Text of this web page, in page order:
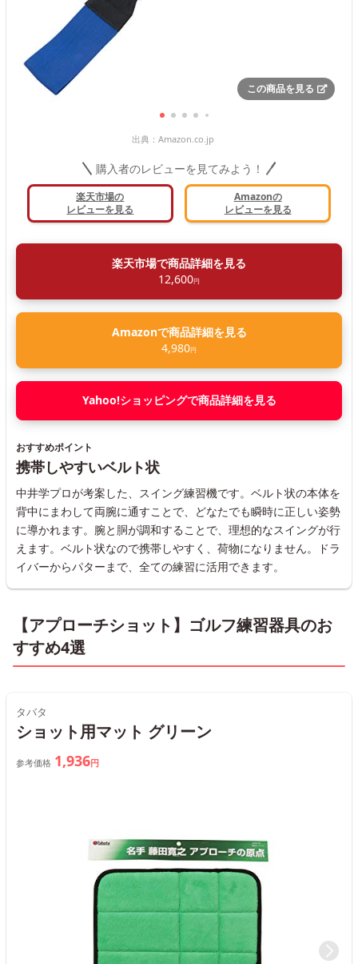
この商品を見る
出典： Amazon.co.jp
購入者のレビューを見てみよう！
楽天市場の
レビューを見る
Amazonの
レビューを見る
楽天市場で商品詳細を見る
12,600円
Amazonで商品詳細を見る
4,980円
Yahoo!ショッピングで商品詳細を見る
おすすめポイント
携帯しやすいベルト状
中井学プロが考案した、スイング練習機です。ベルト状の本体を
背中にまわして両腕に通すことで、どなたでも瞬時に正しい姿勢
に導かれます。腕と胴が調和することで、理想的なスイングが行
えます。ベルト状なので携帯しやすく、荷物になりません。ドラ
イバーからパターまで、全ての練習に活用できます。
【アプローチショット】ゴルフ練習器具のお
すすめ4選
タバタ
ショット用マット グリーン
参考価格 1,936円